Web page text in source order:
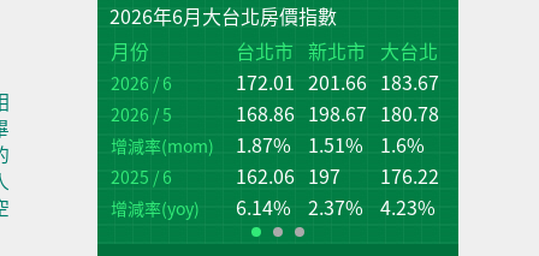
2026年6月大台北房價指數
月份
台北市 新北市 大台北
2026 / 6 172.01 201.66 183.67
2026 / 5 168.86 198.67 180.78
增減率(mom) 1.87% 1.51% 1.6%
2025 / 6 162.06 197 176.22
增減率(yoy) 6.14% 2.37% 4.23%